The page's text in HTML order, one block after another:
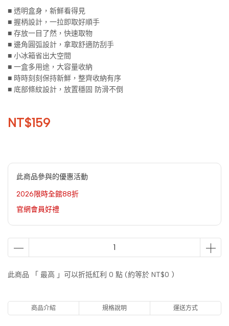
■ 透明盒身，新鮮看得見
■ 握柄設計，一拉即取好順手
■ 存放一目了然，快速取物
■ 邊角圓弧設計，拿取舒適防刮手
■ 小冰箱省出大空間
■ 一盒多用途，大容量收納
■ 時時刻刻保持新鮮，整齊收納有序
■ 底部條紋設計，放置穩固 防滑不倒
NT$159
此商品參與的優惠活動
2026限時全館88折
官網會員好禮
此商品 「 最高 」可以折抵紅利 0 點 (約等於 NT$0 )
商品介紹 規格說明 運送方式